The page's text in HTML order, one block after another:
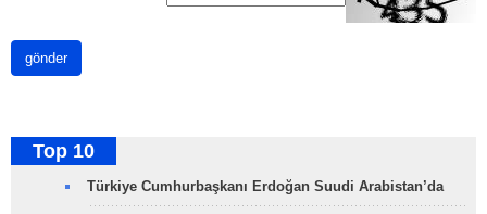
gönder
Top 10
Türkiye Cumhurbaşkanı Erdoğan Suudi Arabistan’da